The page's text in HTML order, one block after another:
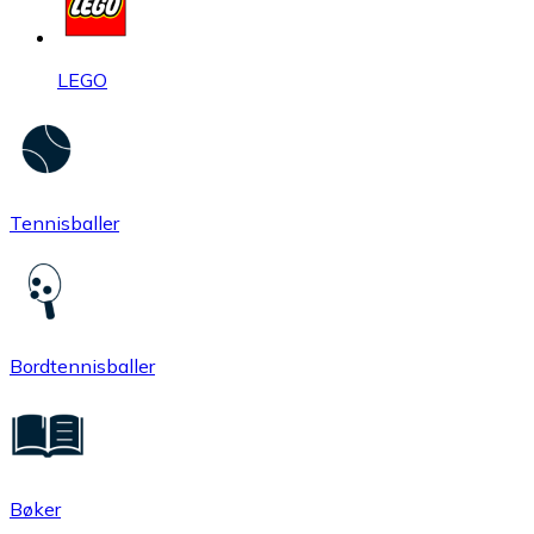
LEGO
Tennisballer
Bordtennisballer
Bøker